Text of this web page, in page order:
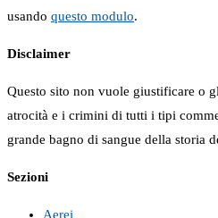
usando questo modulo.
Disclaimer
Questo sito non vuole giustificare o
atrocità e i crimini di tutti i tipi
grande bagno di sangue della storia
Sezioni
Aerei